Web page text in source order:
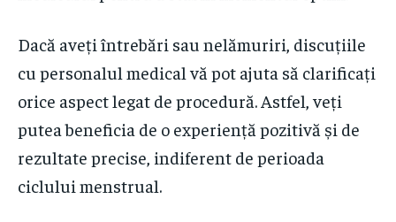
Dacă aveți întrebări sau nelămuriri, discuțiile
cu personalul medical vă pot ajuta să clarificați
orice aspect legat de procedură. Astfel, veți
putea beneficia de o experiență pozitivă și de
rezultate precise, indiferent de perioada
ciclului menstrual.